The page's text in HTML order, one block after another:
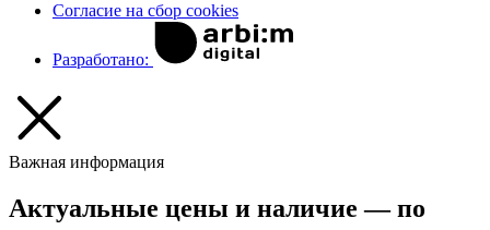
Согласие на сбор cookies
Разработано:
Важная информация
Актуальные цены и наличие — по